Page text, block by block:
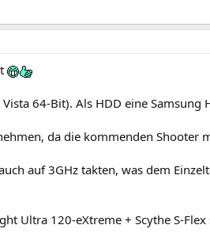
64-Bit). Als HDD eine Samsung
da die kommenden Shooter
auf 3GHz takten, was dem
Ultra 120-eXtreme + Scythe S-Flex